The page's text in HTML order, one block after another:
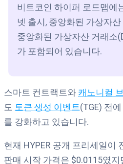
비트코인 하이퍼 로드맵에
넷 출시, 중앙화된 가상자
중앙화된 가상자산 거래소
가 포함되어 있습니다.
스마트 컨트랙트와 캐노니컬
도 토큰 생성 이벤트(TGE) 전
를 강화하고 있습니다.
현재 HYPER 공개 프리세일이
판매 시작 가격은 $0.0115였